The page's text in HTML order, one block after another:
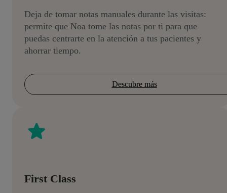
Deja de tomar notas manuales durante las visitas:
permite que Noa tome las notas por ti para que
puedas centrarte en la atención a tus pacientes y
ahorrar tiempo.
Descubre más
First Class